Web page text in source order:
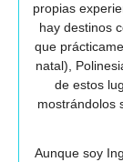
propias
hay destinos
que
natal),
de estos
mostrándolos
Aunque soy